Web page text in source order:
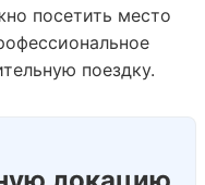
посетить место
поездку.